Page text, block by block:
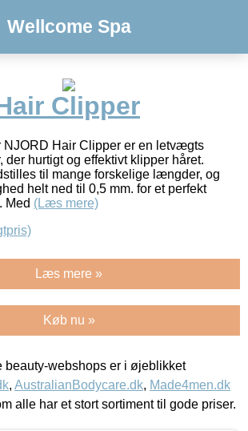
Wellcome Spa
Clipper
NJORD Hair Clipper er en letvægts
der hurtigt og effektivt klipper håret.
til mange forskelige længder, og
helt ned til 0,5 mm. for et perfekt
Med (Læs mere)
Læs mere »
Køb nu »
beauty-webshops er i øjeblikket
, AustralianBodycare.dk, Made4men.dk
alle har et stort sortiment til gode priser.